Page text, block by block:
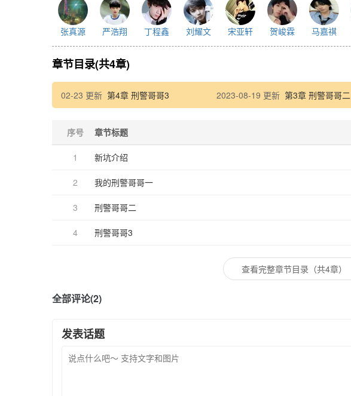
张真源 严浩翔 丁程鑫 刘耀文 宋亚轩 贺峻霖 马嘉祺
章节目录(共4章)
02-23 更新 第4章 刑警哥哥3 2023-08-19 更新 第3章 刑警哥哥二
序号 章节标题
1 新坑介绍
2 我的刑警哥哥一
3 刑警哥哥二
4 刑警哥哥3
查看完整章节目录（共4章）
全部评论(2)
发表话题